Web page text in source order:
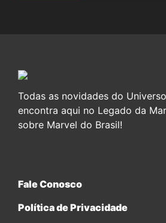
Todas as novidades do
encontra aqui no Legado da
sobre Marvel do Brasil!
Fale Conosco
Política de Privacidade